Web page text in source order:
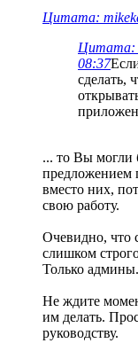
Цитата:
Цитата:
08:37
сделать,
... то Вы могли
предложением
вместо них,
свою работу.
Очевидно, что
слишком
Только админы.
Не ждите
им делать.
руководству.